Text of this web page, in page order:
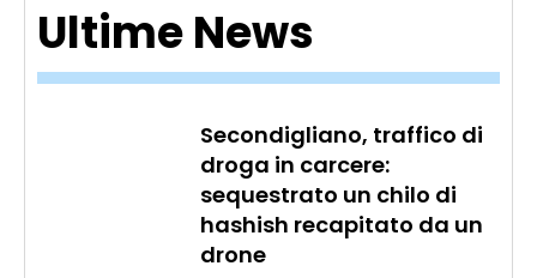
Ultime News
Secondigliano, traffico di
droga in carcere:
sequestrato un chilo di
hashish recapitato da un
drone